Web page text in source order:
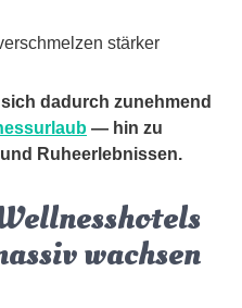
stärker
dadurch zunehmend
— hin zu
Ruheerlebnissen.
wachsen